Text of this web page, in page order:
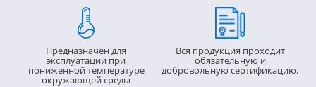
Предназначен для
эксплуатации при
пониженной температуре
окружающей среды
Вся продукция проходит
обязательную и
добровольную сертификацию.